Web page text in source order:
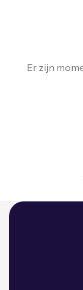
Er zijn